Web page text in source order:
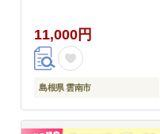
11,000円
島根県 雲南市